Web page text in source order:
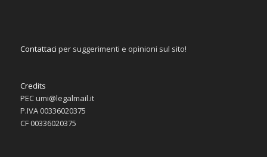
Contattaci per suggerimenti e opinioni sul sito!
Credits
PEC umi@legalmail.it
P.IVA 00336020375
CF 00336020375